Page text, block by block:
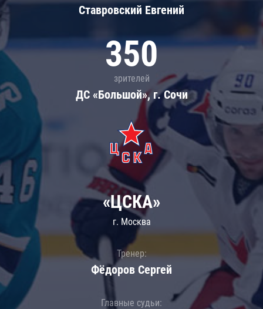
Ставровский Евгений
350
зрителей
ДС «Большой», г. Сочи
«ЦСКА»
г. Москва
Тренер:
Фёдоров Сергей
Главные судьи: